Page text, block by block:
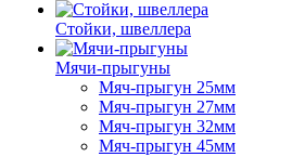
Стойки, швеллера
Мячи-прыгуны
Мяч-прыгун 25мм
Мяч-прыгун 27мм
Мяч-прыгун 32мм
Мяч-прыгун 45мм